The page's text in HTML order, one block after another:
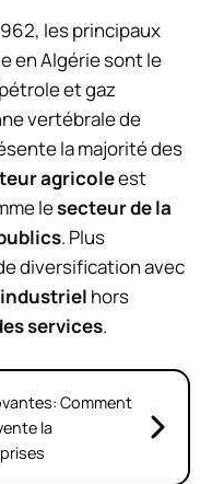
les principaux
en Algérie sont le
et gaz
vertébrale de
la majorité des
agricoleest
lesecteur de la
. Plus
diversification avec
hors
services.
Comment
la